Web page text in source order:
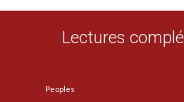
Lectures
Peoples